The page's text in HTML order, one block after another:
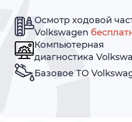
Осмотр ходовой
Volkswagen
Компьютерная
диагностика
Базовое ТО